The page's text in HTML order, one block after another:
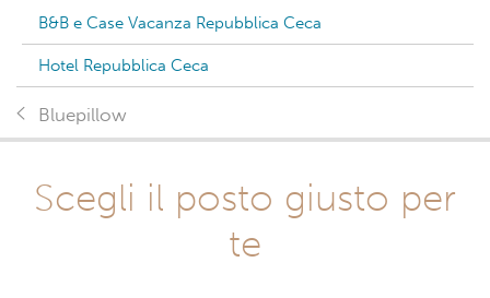
B&B e Case Vacanza Repubblica Ceca
Hotel Repubblica Ceca
Bluepillow
Scegli il posto giusto per
te